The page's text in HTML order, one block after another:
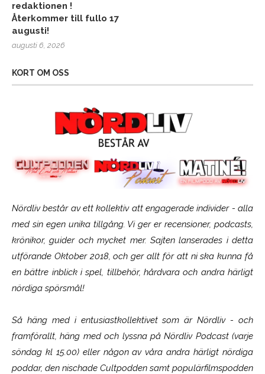
redaktionen !
Återkommer till fullo 17
augusti!
augusti 6, 2026
KORT OM OSS
Nördliv består av ett kollektiv att engagerade individer - alla
med sin egen unika tillgång. Vi ger er recensioner, podcasts,
krönikor, guider och mycket mer. Sajten lanserades i detta
utförande Oktober 2018, och ger allt för att ni ska kunna få
en bättre inblick i spel, tillbehör, hårdvara och andra härligt
nördiga spörsmål!
Så häng med i entusiastkollektivet som ärNördliv- och
framförallt, häng med och lyssna på Nördliv Podcast (varje
söndag kl 15.00) eller någon av våra andra härligt nördiga
poddar, den nischade Cultpodden samt populärfilmspodden